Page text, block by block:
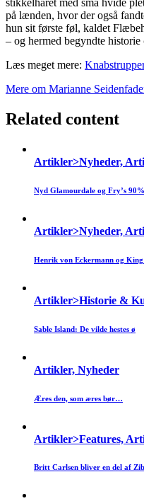
stikkelhåret med små hvide
på lænden, hvor der også
hun sit første føl, kaldet
– og hermed begyndte
Læs meget mere:
Mere om Marianne
Related content
Artikler>Nyheder,
Nyd Glamourdale og Fry’s
Artikler>Nyheder,
Henrik von Eckermann og
Artikler>Historie &
Sable Island: De vilde hestes ø
Artikler, Nyheder
Æres den, som æres bør…
Artikler>Features,
Britt Carlsen bliver en del af